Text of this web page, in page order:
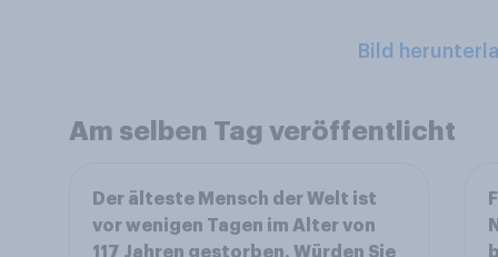
Bild
Am selben Tag veröffentlicht
Der älteste Mensch der Welt ist
vor wenigen Tagen im Alter von
117 Jahren gestorben. Würden Sie